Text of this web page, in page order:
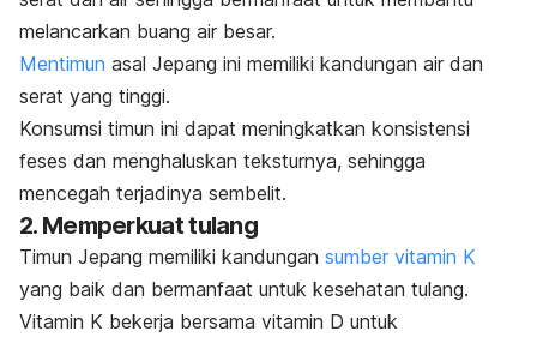
melancarkan buang air besar.
Mentimun asal Jepang ini memiliki kandungan air dan
serat yang tinggi.
Konsumsi timun ini dapat meningkatkan konsistensi
feses dan menghaluskan teksturnya, sehingga
mencegah terjadinya sembelit.
2. Memperkuat tulang
Timun Jepang memiliki kandungan sumber vitamin K
yang baik dan bermanfaat untuk kesehatan tulang.
Vitamin K bekerja bersama vitamin D untuk